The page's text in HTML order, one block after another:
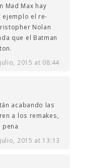
Mad Max hay
ejemplo el re-
Nolan
que el Batman
2015 at 08:44
acabando las
a los remakes,
pena
2015 at 13:13